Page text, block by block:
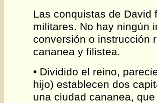
Las conquistas de David
militares. No hay ningún
conversión o instrucción
cananea y filistea.
• Dividido el reino,
hijo) establecen dos
una ciudad cananea,